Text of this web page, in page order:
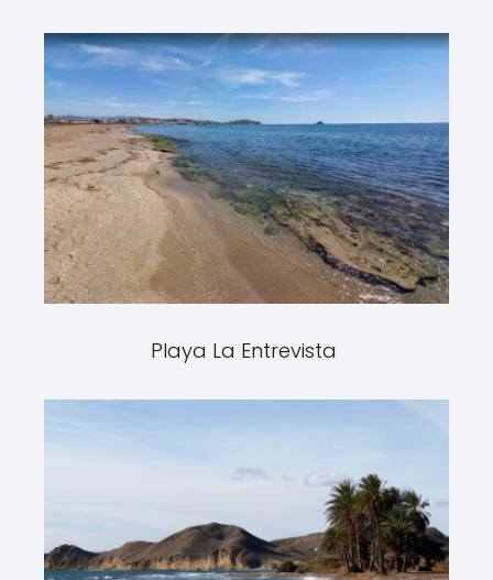
Playa La Entrevista